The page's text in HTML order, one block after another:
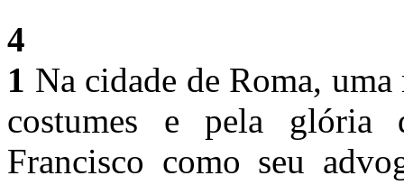
4
1 Na cidade de Roma,
costumes e pela glória
Francisco como seu